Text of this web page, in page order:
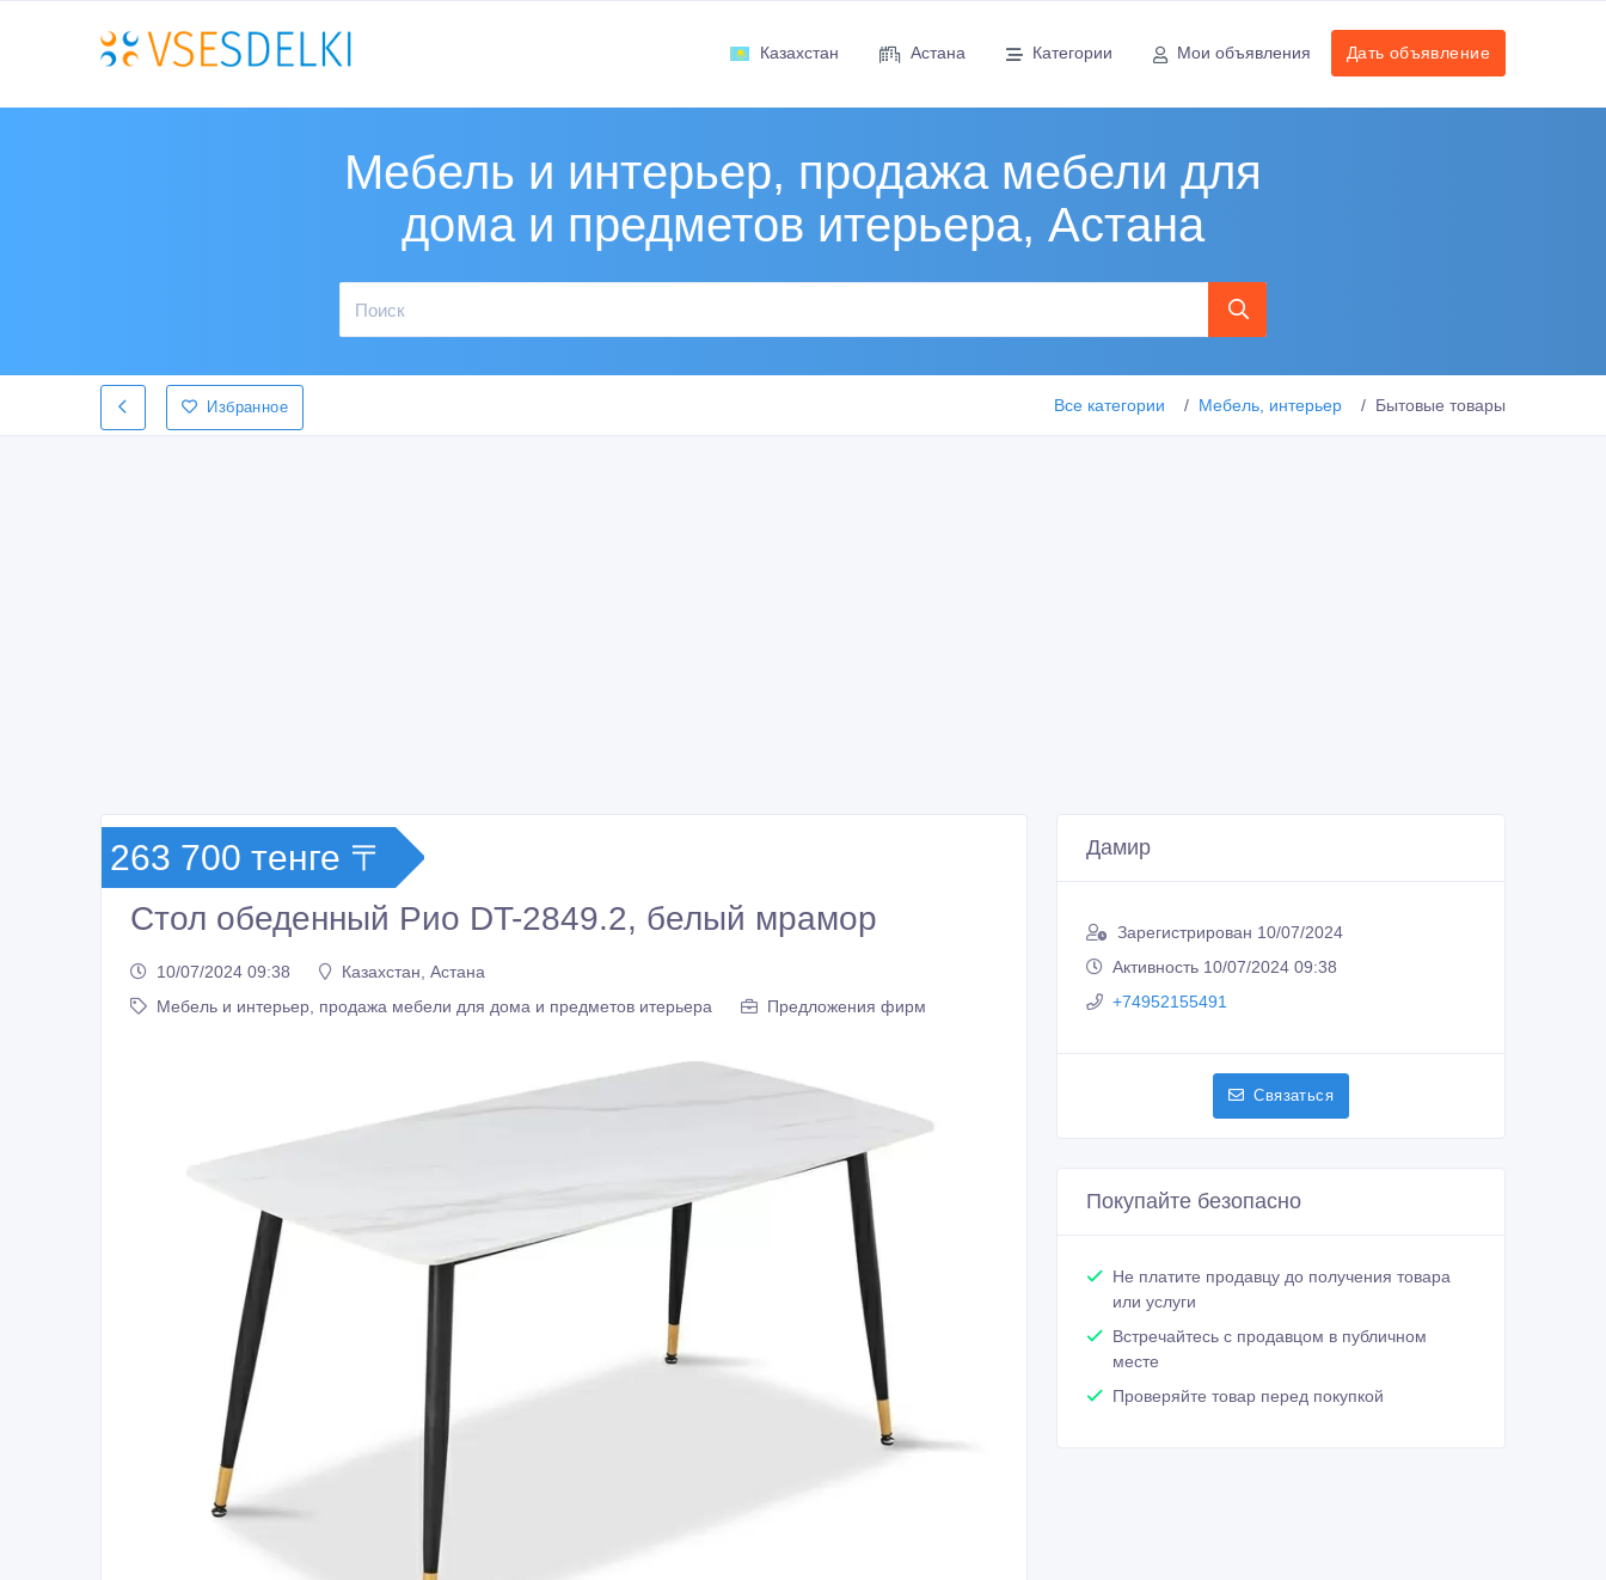
Казахстан Астана Категории Мои объявления Дать объявление
Мебель и интерьер, продажа мебели для
дома и предметов итерьера, Астана
Избранное Все категории Мебель, интерьер Бытовые товары
263 700 тенге 〒
Стол обеденный Рио DT-2849.2, белый мрамор
10/07/2024 09:38
Казахстан, Астана
Мебель и интерьер, продажа мебели для дома и предметов итерьера
Предложения фирм
Дамир
Зарегистрирован 10/07/2024
Активность 10/07/2024 09:38
+74952155491
Связаться
Покупайте безопасно
Не платите продавцу до получения товара
или услуги
Встречайтесь с продавцом в публичном
месте
Проверяйте товар перед покупкой